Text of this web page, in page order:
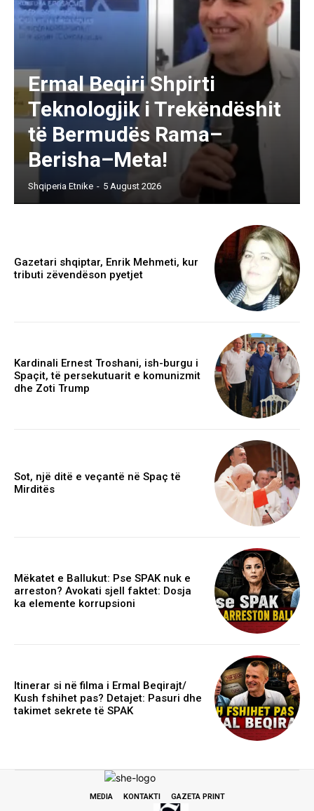
Ermal Beqiri Shpirti
Teknologjik i Trekëndëshit
të Bermudës Rama–
Berisha–Meta!
Shqiperia Etnike - 5 August 2026
Gazetari shqiptar, Enrik Mehmeti, kur
tributi zëvendëson pyetjet
Kardinali Ernest Troshani, ish-burgu i
Spaçit, të persekutuarit e komunizmit
dhe Zoti Trump
Sot, një ditë e veçantë në Spaç të
Mirditës
Mëkatet e Ballukut: Pse SPAK nuk e
arreston? Avokati sjell faktet: Dosja
ka elemente korrupsioni
Itinerar si në filma i Ermal Beqirajt/
Kush fshihet pas? Detajet: Pasuri dhe
takimet sekrete të SPAK
MEDIA KONTAKTI GAZETA PRINT